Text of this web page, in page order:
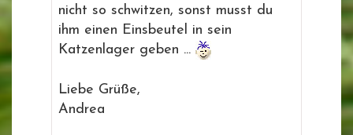
nicht so schwitzen, sonst musst du
ihm einen Einsbeutel in sein
Katzenlager geben ...
Liebe Grüße,
Andrea